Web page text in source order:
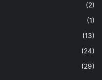
(2)
(1)
(13)
(24)
(29)